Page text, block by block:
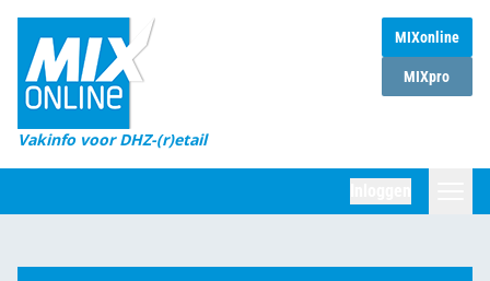
MIXonline
MIXpro
Vakinfo voor DHZ-(r)etail
Home
Magazines
DHZ Sessie
Marktcijfers